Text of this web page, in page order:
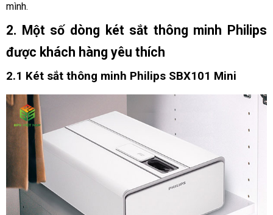
mình.
2. Một số dòng két sắt thông minh Philips
được khách hàng yêu thích
2.1 Két sắt thông minh Philips SBX101 Mini